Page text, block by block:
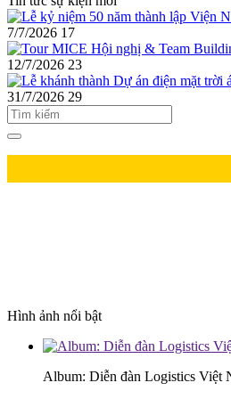
7/7/2026 17
12/7/2026 23
31/7/2026 29
Hình ảnh nổi bật
Album: Diễn đàn Logistics Việt